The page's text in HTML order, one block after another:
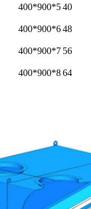
400*900*540
400*900*648
400*900*7 56
400*900*864